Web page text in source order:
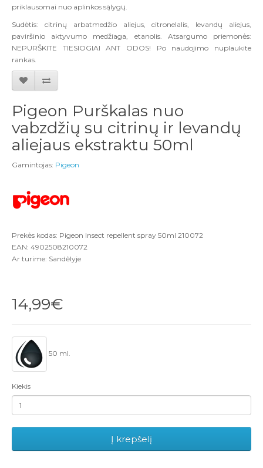
priklausomai nuo aplinkos sąlygų.
Sudėtis: citrinų arbatmedžio aliejus, citronelalis, levandų aliejus,
paviršinio aktyvumo medžiaga, etanolis. Atsargumo priemonės:
NEPURŠKITE TIESIOGIAI ANT ODOS! Po naudojimo nuplaukite
rankas.
Pigeon Purškalas nuo
vabzdžių su citrinų ir levandų
aliejaus ekstraktu 50ml
Gamintojas: Pigeon
Prekės kodas: Pigeon Insect repellent spray 50ml 210072
EAN: 4902508210072
Ar turime: Sandėlyje
14,99€
50 ml.
Kiekis
Į krepšelį